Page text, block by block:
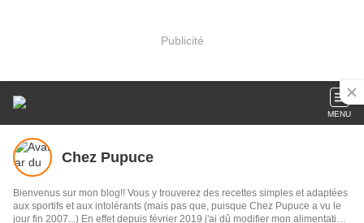
Publicité
MENU
Chez Pupuce
Bienvenus sur mon blog!! Vous y trouverez des recettes simples et adaptées
aux sportifs et aux intolérants (mais pas que, puisque Chez Pupuce a vu le
jour fin 2007...) En effet depuis février 2019 j'ai dû modifier mon alimentation